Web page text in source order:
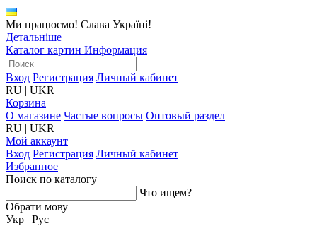
Ми працюємо! Слава Україні!
Детальніше
Каталог картин Информация
Вход Регистрация Личный кабинет
RU | UKR
Корзина
О магазине Частые вопросы Оптовый раздел
RU | UKR
Мой аккаунт
Вход Регистрация Личный кабинет
Избранное
Поиск по каталогу
Что ищем?
Обрати мову
Укр | Рус